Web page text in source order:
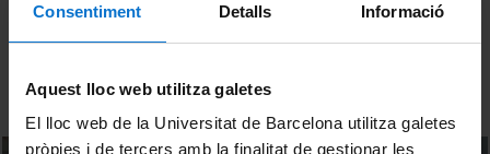
Consentiment Detalls Informació
Aquest lloc web utilitza galetes
El lloc web de la Universitat de Barcelona utilitza galetes
pròpies i de tercers amb la finalitat de gestionar les
Ordenar